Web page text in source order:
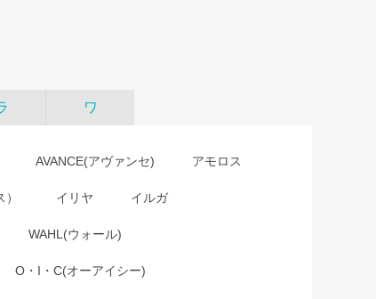
ワ
AVANCE(アヴァンセ) アモロス
イリヤ イルガ
WAHL(ウォール)
O・I・C(オーアイシー)